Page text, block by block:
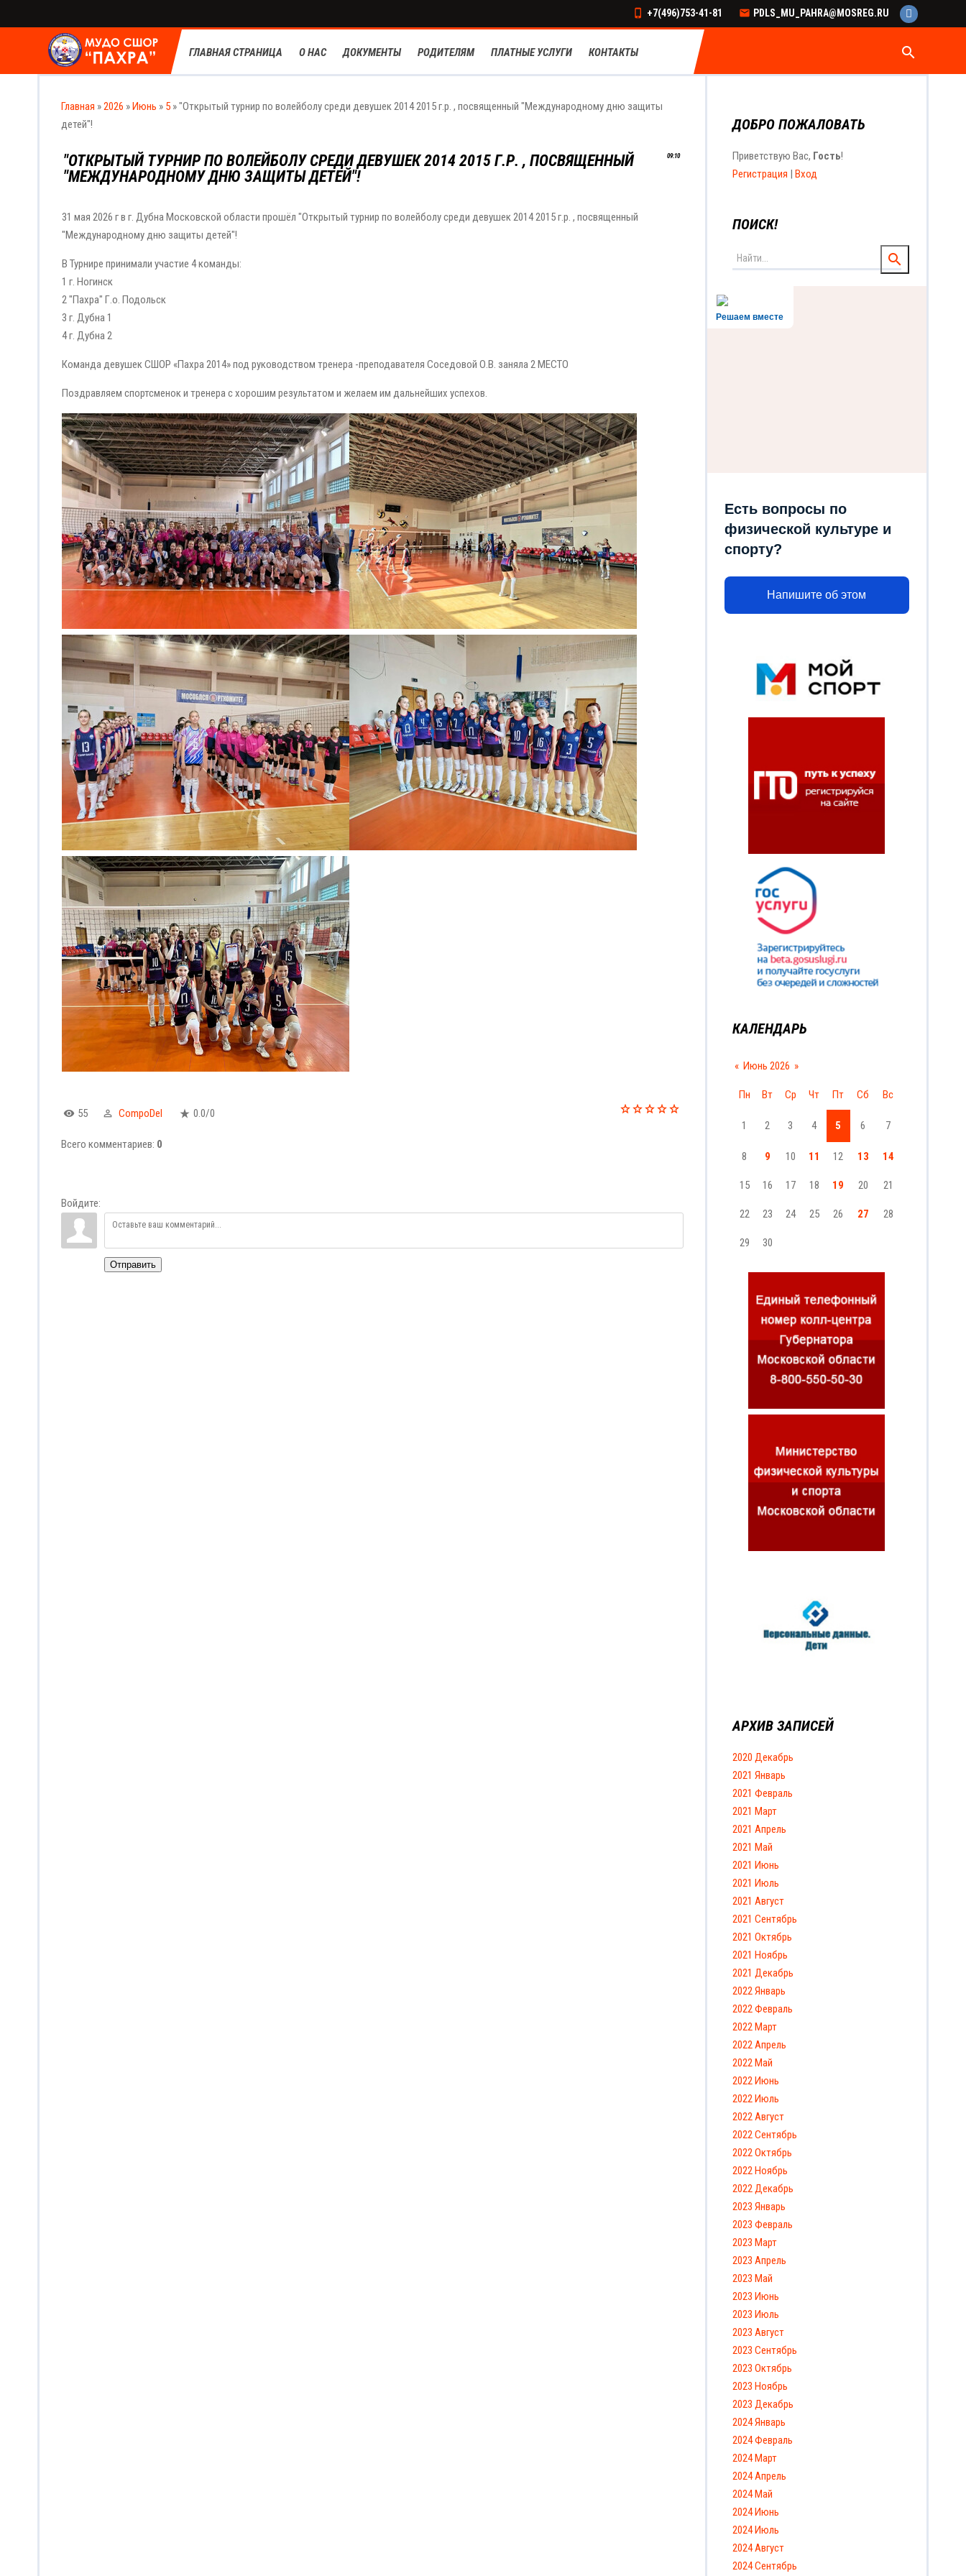
+7(496)753-41-81 PDLS_MU_PAHRA@MOSREG.RU
ГЛАВНАЯ СТРАНИЦА О НАС ДОКУМЕНТЫ РОДИТЕЛЯМ ПЛАТНЫЕ УСЛУГИ КОНТАКТЫ search
Главная »2026 »Июнь » 5 » "Открытый турнир по волейболу среди девушек 2014 2015 г.р. , посвященный "Международному дню защиты
детей"!
09:10
"ОТКРЫТЫЙ ТУРНИР ПО ВОЛЕЙБОЛУ СРЕДИ ДЕВУШЕК 2014 2015 Г.Р. , ПОСВЯЩЕННЫЙ
"МЕЖДУНАРОДНОМУ ДНЮ ЗАЩИТЫ ДЕТЕЙ"!
31 мая 2026 г в г. Дубна Московской области прошёл "Открытый турнир по волейболу среди девушек 2014 2015 г.р. , посвященный
"Международному дню защиты детей"!
В Турнире принимали участие 4 команды:
1 г. Ногинск
2 "Пахра" Г.о. Подольск
3 г. Дубна 1
4 г. Дубна 2
Команда девушек СШОР «Пахра 2014» под руководством тренера -преподавателя Соседовой О.В. заняла 2 МЕСТО
Поздравляем спортсменок и тренера с хорошим результатом и желаем им дальнейших успехов.
55 CompoDel 0.0/0
Всего комментариев: 0
Войдите:
Отправить
ДОБРО ПОЖАЛОВАТЬ
Приветствую Вас, Гость!
Регистрация | Вход
ПОИСК!
Решаем вместе
Есть вопросы по
физической культуре и
спорту?
Напишите об этом
КАЛЕНДАРЬ
« Июнь 2026 »
Пн Вт Ср Чт Пт Сб Вс
1 2 3 4 5 6 7
8 9 10 11 12 13 14
15 16 17 18 19 20 21
22 23 24 25 26 27 28
29 30
АРХИВ ЗАПИСЕЙ
2020 Декабрь
2021 Январь
2021 Февраль
2021 Март
2021 Апрель
2021 Май
2021 Июнь
2021 Июль
2021 Август
2021 Сентябрь
2021 Октябрь
2021 Ноябрь
2021 Декабрь
2022 Январь
2022 Февраль
2022 Март
2022 Апрель
2022 Май
2022 Июнь
2022 Июль
2022 Август
2022 Сентябрь
2022 Октябрь
2022 Ноябрь
2022 Декабрь
2023 Январь
2023 Февраль
2023 Март
2023 Апрель
2023 Май
2023 Июнь
2023 Июль
2023 Август
2023 Сентябрь
2023 Октябрь
2023 Ноябрь
2023 Декабрь
2024 Январь
2024 Февраль
2024 Март
2024 Апрель
2024 Май
2024 Июнь
2024 Июль
2024 Август
2024 Сентябрь